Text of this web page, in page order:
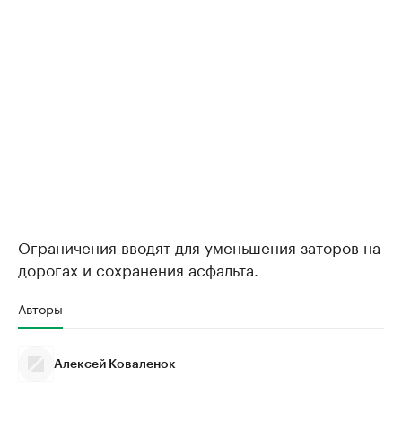
Ограничения вводят для уменьшения заторов на
дорогах и сохранения асфальта.
Авторы
Алексей Коваленок